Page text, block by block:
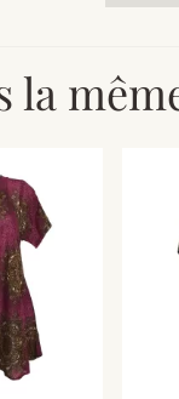
la